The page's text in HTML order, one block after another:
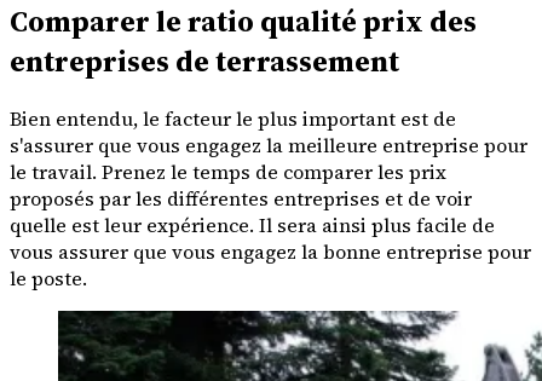
Comparer le ratio qualité prix des
entreprises de terrassement
Bien entendu, le facteur le plus important est de
s'assurer que vous engagez la meilleure entreprise pour
le travail. Prenez le temps de comparer les prix
proposés par les différentes entreprises et de voir
quelle est leur expérience. Il sera ainsi plus facile de
vous assurer que vous engagez la bonne entreprise pour
le poste.